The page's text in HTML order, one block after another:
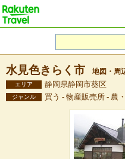
水見色きらく市 地図・周
エリア 静岡県静岡市葵区
ジャンル 買う - 物産販売所 - 農